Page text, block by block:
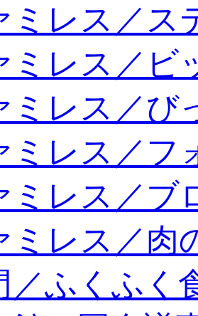
ミレス／ス
ミレス／ビ
ミレス／び
ミレス／フ
ミレス／ブ
ミレス／肉
／ふくふく